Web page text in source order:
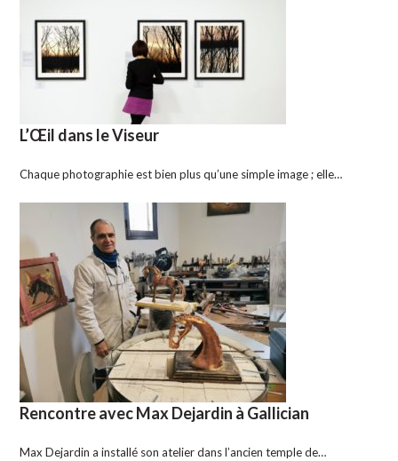
L’Œil dans le Viseur
Chaque photographie est bien plus qu’une simple image ; elle…
Rencontre avec Max Dejardin à Gallician
Max Dejardin a installé son atelier dans l’ancien temple de…